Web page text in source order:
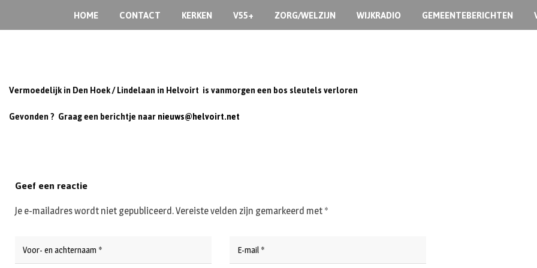
HOME CONTACT KERKEN V55+ ZORG/WELZIJN WIJKRADIO GEMEENTEBERICHTEN
Vermoedelijk in Den Hoek / Lindelaan in Helvoirt is vanmorgen een bos sleutels verloren
Gevonden ? Graag een berichtje naarnieuws@helvoirt.net
Geef een reactie
Je e-mailadres wordt niet gepubliceerd.Vereiste velden zijn gemarkeerd met *